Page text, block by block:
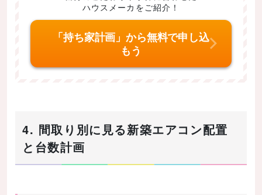
ハウスメーカをご紹介！
「持ち家計画」から無料で申し込
もう
4. 間取り別に見る新築エアコン配置
と台数計画